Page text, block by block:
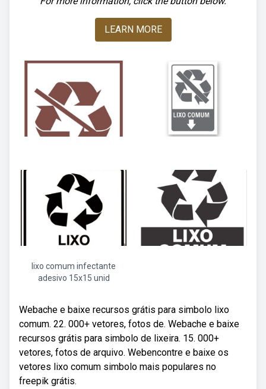
LEARN MORE
lixo comum infectante
adesivo 15x15 unid
Webache e baixe recursos grátis para simbolo lixo
comum. 22. 000+ vetores, fotos de. Webache e baixe
recursos grátis para simbolo de lixeira. 15. 000+
vetores, fotos de arquivo. Webencontre e baixe os
vetores lixo comum simbolo mais populares no
freepik grátis.